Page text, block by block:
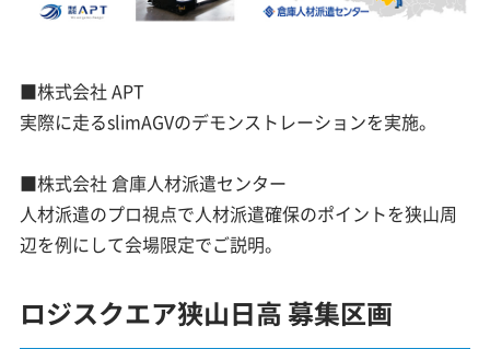
■株式会社 APT
実際に走るslimAGVのデモンストレーションを実施。
■株式会社 倉庫人材派遣センター
人材派遣のプロ視点で人材派遣確保のポイントを狭山周
辺を例にして会場限定でご説明。
ロジスクエア狭山日高 募集区画